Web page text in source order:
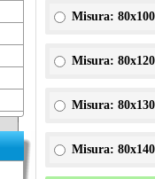
Misura:
Misura:
Misura:
Misura: